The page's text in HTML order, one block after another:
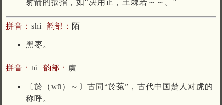
射箭的扳指，如“决用正，王棘若～～。”
拼音： shì 韵部： 陌
黑枣。
拼音： tú 韵部： 虞
〔於（wū ）～〕古同“於菟”，古代中国楚人对虎的
称呼。